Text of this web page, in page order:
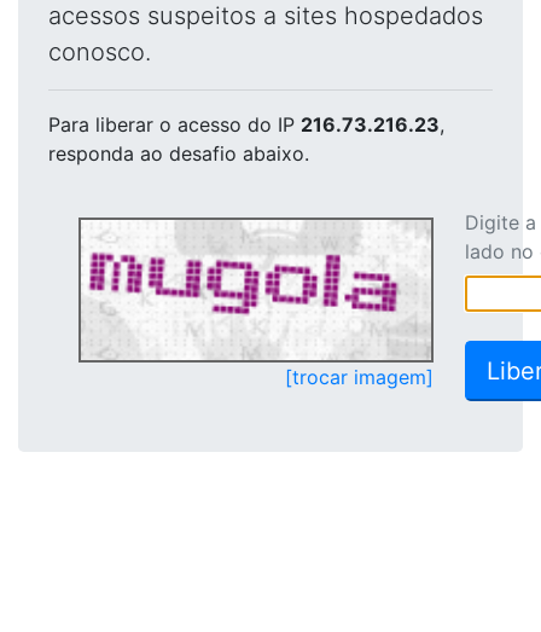
acessos suspeitos a sites hospedados
conosco.
Para liberar o acesso do IP 216.73.216.23,
responda ao desafio abaixo.
[trocar imagem]
Digite
lado no